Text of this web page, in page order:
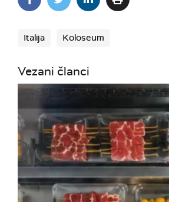
Italija Koloseum
Vezani članci